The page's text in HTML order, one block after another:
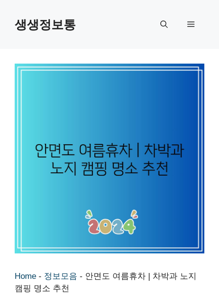
생생정보통 메
Home - 정보모음 - 안면도 여름휴차 | 차박과 노지
캠핑 명소 추천